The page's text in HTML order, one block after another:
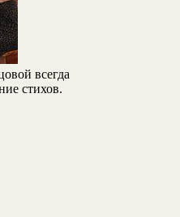
всегда
стихов.